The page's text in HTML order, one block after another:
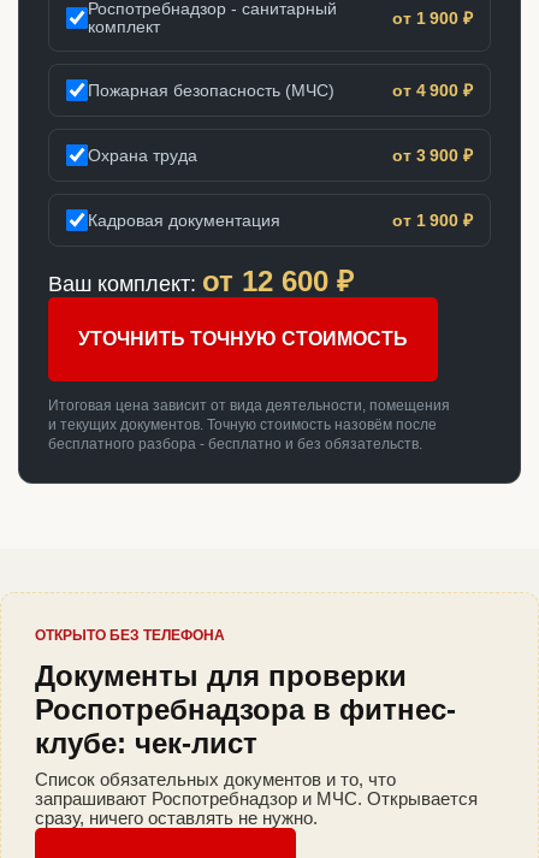
Роспотребнадзор - санитарный
комплект
от 1 900 ₽
Пожарная безопасность (МЧС) от 4 900 ₽
Охрана труда от 3 900 ₽
Кадровая документация от 1 900 ₽
Ваш комплект: от 12 600 ₽
УТОЧНИТЬ ТОЧНУЮ СТОИМОСТЬ
Итоговая цена зависит от вида деятельности, помещения
и текущих документов. Точную стоимость назовём после
бесплатного разбора - бесплатно и без обязательств.
ОТКРЫТО БЕЗ ТЕЛЕФОНА
Документы для проверки
Роспотребнадзора в фитнес-
клубе: чек-лист
Список обязательных документов и то, что
запрашивают Роспотребнадзор и МЧС. Открывается
сразу, ничего оставлять не нужно.